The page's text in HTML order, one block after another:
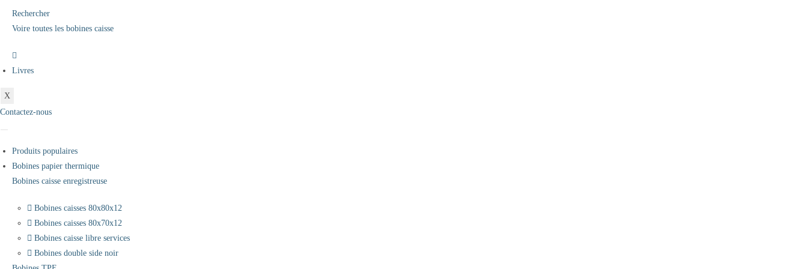
Rechercher
Voire toutes les bobines caisse
Livres
X
Contactez-nous
Produits populaires
Bobines papier thermique
Bobines caisse enregistreuse
Bobines caisses 80x80x12
Bobines caisses 80x70x12
Bobines caisse libre services
Bobines double side noir